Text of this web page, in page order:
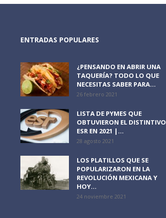
ENTRADAS POPULARES
¿PENSANDO EN ABRIR UNA
TAQUERÍA? TODO LO QUE
NECESITAS SABER PARA...
26 febrero 2021
LISTA DE PYMES QUE
OBTUVIERON EL DISTINTIVO
ESR EN 2021 |...
28 agosto 2021
LOS PLATILLOS QUE SE
POPULARIZARON EN LA
REVOLUCIÓN MEXICANA Y
HOY...
24 noviembre 2021